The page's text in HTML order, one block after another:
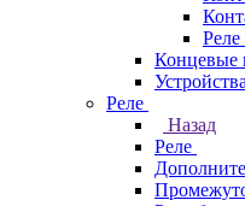
Концевые
Реле
Назад
Реле